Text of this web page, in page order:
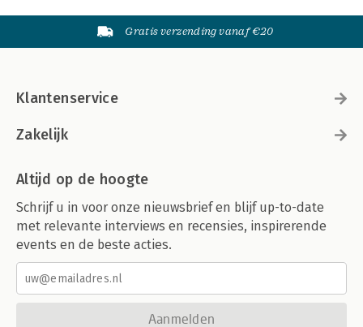
Gratis verzending vanaf €20
Klantenservice
Zakelijk
Altijd op de hoogte
Schrijf u in voor onze nieuwsbrief en blijf up-to-date
met relevante interviews en recensies, inspirerende
events en de beste acties.
Aanmelden